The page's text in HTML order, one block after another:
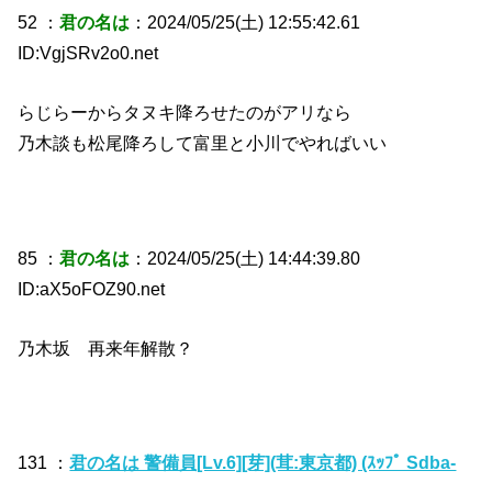
52 ：君の名は ：2024/05/25(土) 12:55:42.61
ID:VgjSRv2o0.net
らじらーからタヌキ降ろせたのがアリなら
乃木談も松尾降ろして富里と小川でやればいい
85 ：君の名は ：2024/05/25(土) 14:44:39.80
ID:aX5oFOZ90.net
乃木坂 再来年解散？
131 ：君の名は 警備員[Lv.6][芽](茸:東京都) (ｽｯﾌﾟ Sdba-